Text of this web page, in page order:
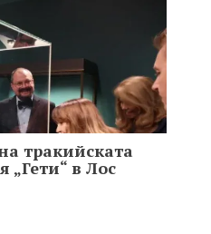
тракийската
„Гети“ в Лос